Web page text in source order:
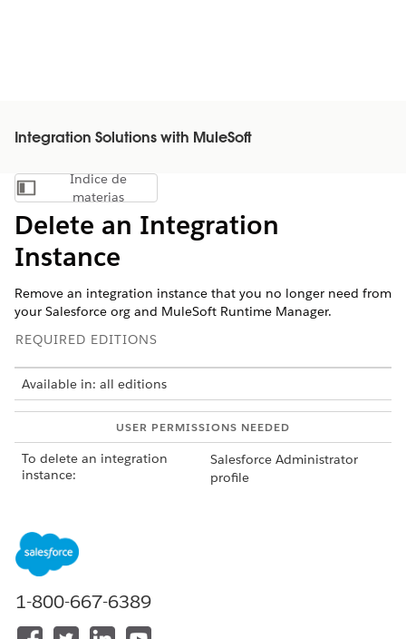
Integration Solutions with MuleSoft
Mostrar índice de materias
Índice de
materias
Delete an Integration
Instance
Remove an integration instance that you no longer need from
your Salesforce org and MuleSoft Runtime Manager.
REQUIRED EDITIONS
Available in: all editions
USER PERMISSIONS NEEDED
To delete an integration
instance:
Salesforce Administrator
profile
On the MuleSoft Setup page, in the Available Integrations
area, from the list of available integrations, expand the
1-800-667-6389